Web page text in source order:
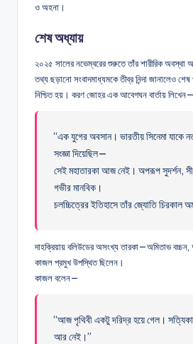
ও অহনা।
শেষ অধ্যায়
২০২৫ সালের নভেম্বরের শুরুতে তাঁর শারীরিক অবস্থা
তথ্য ছড়ানো সংবাদমাধ্যমকে তীব্র নিন্দা জানালেও
নিশ্চিত হয়। করণ জোহর এক আবেগঘন বার্তায় লিখেন—
“এক যুগের অবসান। ভারতীয় সিনেমা যাকে
সংজ্ঞা দিয়েছিল—
সেই মহাতারকা আজ নেই। অপরূপ সুদর্শন,
গভীর মানবিক।
চলচ্চিত্রের ইতিহাসে তাঁর জ্যোতি চিরকাল
দাহক্রিয়ায় বলিউডের অসংখ্য তারকা—অমিতাভ বচ্চন,
কাজল প্রমুখ উপস্থিত ছিলেন।
কাজল বলেন—
“আজ পৃথিবী একটু দরিদ্র হয়ে গেল।
আর নেই।”